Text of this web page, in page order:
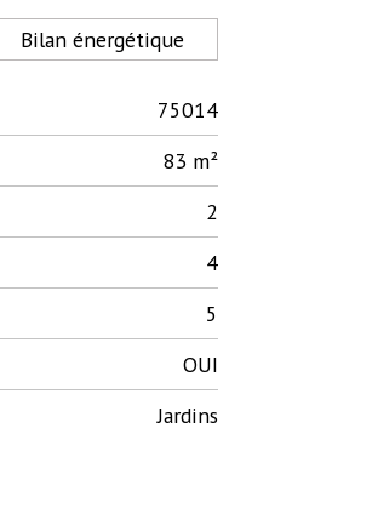
Bilan énergétique
75014
83 m²
2
4
5
OUI
Jardins